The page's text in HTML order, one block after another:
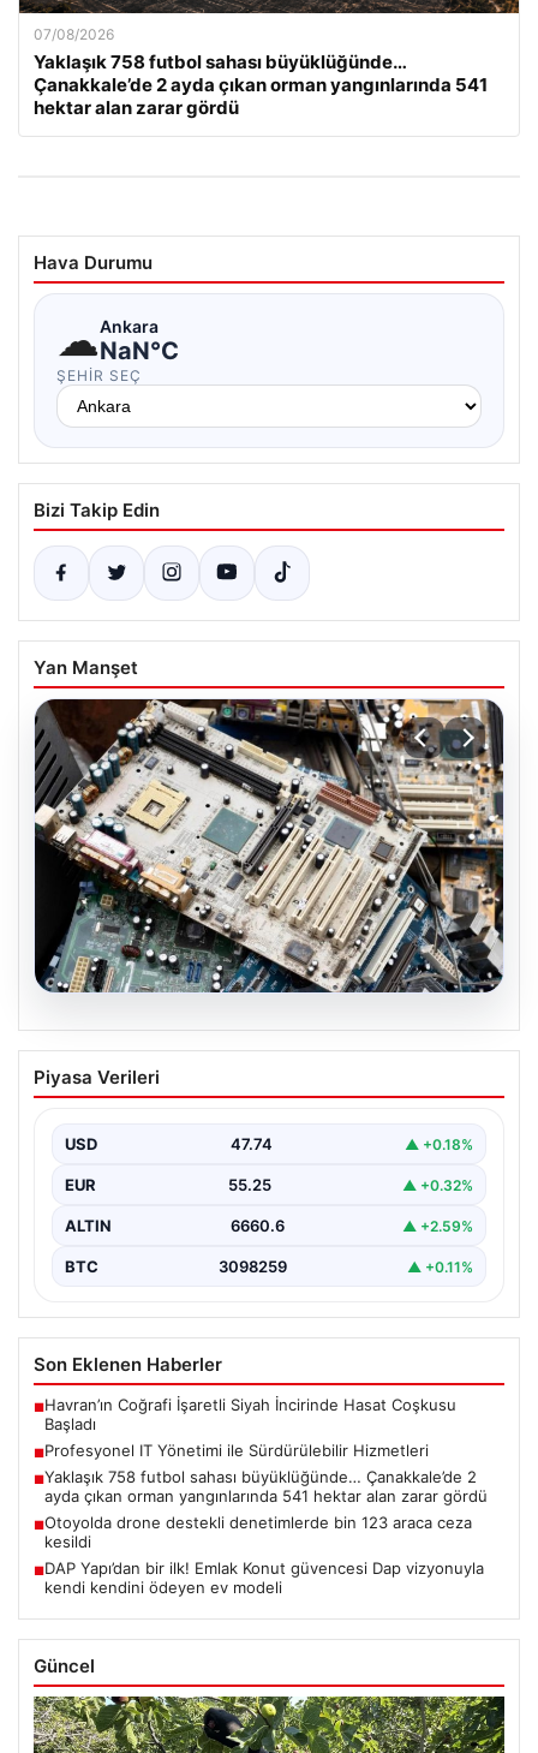
07/08/2026
Yaklaşık 758 futbol sahası büyüklüğünde…
Çanakkale’de 2 ayda çıkan orman yangınlarında 541
hektar alan zarar gördü
Hava Durumu
☁Ankara
NaN°C
ŞEHIR SEÇ
Bizi Takip Edin
Yan Manşet
08.08.2026
Profesyonel IT Yönetimi ile
Sürdürülebilir Hizmetleri
parklarını sürekli periyotlarla yenilemektedir. Bu
güncelleme operasyonlarında kenara…
Piyasa Verileri
USD 47.74 ▲ +0.18%
EUR 55.25 ▲ +0.32%
ALTIN 6660.6 ▲ +2.59%
BTC 3098259 ▲ +0.11%
Son Eklenen Haberler
■Havran’ın Coğrafi İşaretli Siyah İncirinde Hasat Coşkusu
Başladı
■Profesyonel IT Yönetimi ile Sürdürülebilir Hizmetleri
■Yaklaşık 758 futbol sahası büyüklüğünde… Çanakkale’de 2
ayda çıkan orman yangınlarında 541 hektar alan zarar gördü
■Otoyolda drone destekli denetimlerde bin 123 araca ceza
kesildi
■DAP Yapı’dan bir ilk! Emlak Konut güvencesi Dap vizyonuyla
kendi kendini ödeyen ev modeli
Güncel